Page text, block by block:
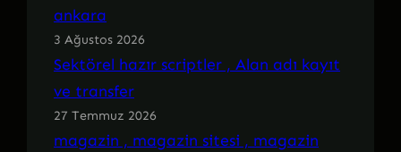
ankara
3 Ağustos 2026
Sektörel hazır scriptler , Alan adı kayıt
ve transfer
27 Temmuz 2026
magazin , magazin sitesi , magazin